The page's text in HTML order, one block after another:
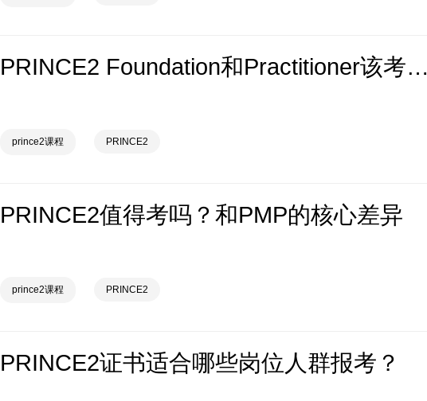
PRINCE2 Foundation和Practitioner该考哪一级？
prince2课程 PRINCE2
PRINCE2值得考吗？和PMP的核心差异
prince2课程 PRINCE2
PRINCE2证书适合哪些岗位人群报考？